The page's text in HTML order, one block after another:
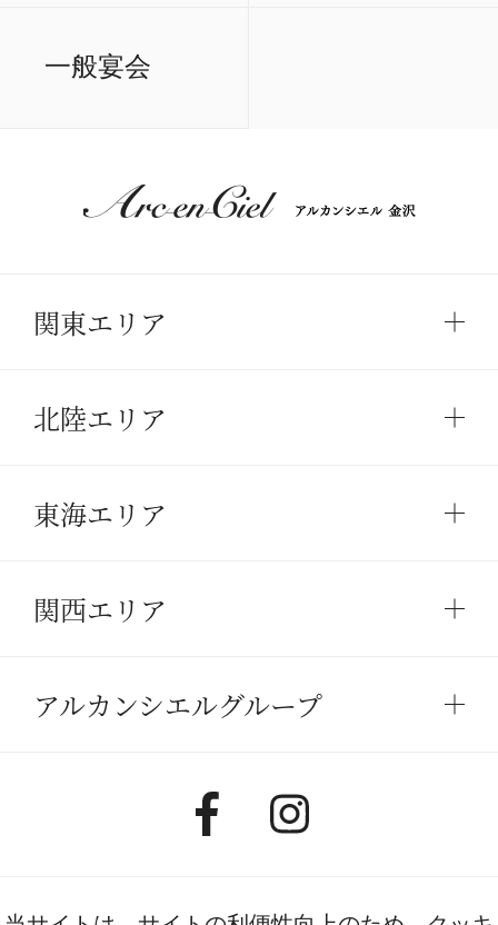
一般宴会
関東エリア
北陸エリア
東海エリア
関西エリア
アルカンシエルグループ